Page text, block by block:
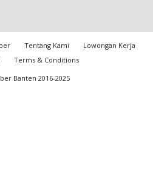
Tentang Kami
Lowongan Kerja
Terms & Conditions
Banten 2016-2025